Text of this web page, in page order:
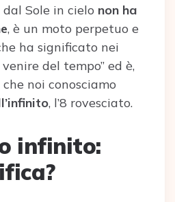
Sole in cielo non ha
, è un moto perpetuo e
ha significato nei
venire del tempo” ed è,
noi conosciamo
, l’8 rovesciato.
infinito: